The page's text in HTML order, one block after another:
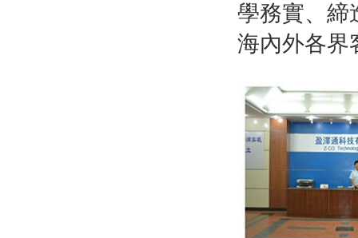
學務實、締
海內外各界